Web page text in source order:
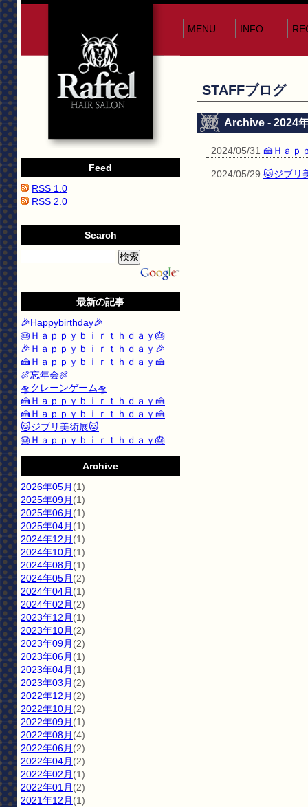
MENU INFO
STAFFブログ
Archive - 2024
2024/05/31 🍰Ｈａｐ
2024/05/29 🐱ジブリ
Feed
RSS 1.0
RSS 2.0
Search
最新の記事
🎉Happybirthday🎉
🎂Ｈａｐｐｙｂｉｒｔｈｄａｙ🎂
🎉Ｈａｐｐｙｂｉｒｔｈｄａｙ🎉
🍰Ｈａｐｐｙｂｉｒｔｈｄａｙ🍰
🍖忘年会🍖
🛸クレーンゲーム🛸
🍰Ｈａｐｐｙｂｉｒｔｈｄａｙ🍰
🍰Ｈａｐｐｙｂｉｒｔｈｄａｙ🍰
🐱ジブリ美術展🐱
🎂Ｈａｐｐｙｂｉｒｔｈｄａｙ🎂
Archive
2026年05月 (1)
2025年09月 (1)
2025年06月 (1)
2025年04月 (1)
2024年12月 (1)
2024年10月 (1)
2024年08月 (1)
2024年05月 (2)
2024年04月 (1)
2024年02月 (2)
2023年12月 (1)
2023年10月 (2)
2023年09月 (2)
2023年06月 (1)
2023年04月 (1)
2023年03月 (2)
2022年12月 (2)
2022年10月 (2)
2022年09月 (1)
2022年08月 (4)
2022年06月 (2)
2022年04月 (2)
2022年02月 (1)
2022年01月 (2)
2021年12月 (1)